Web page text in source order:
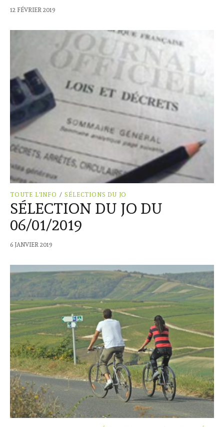
12 FÉVRIER 2019
TOUTE L'INFO / SÉLECTIONS DU JO
SÉLECTION DU JO DU
06/01/2019
6 JANVIER 2019